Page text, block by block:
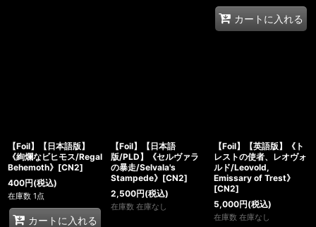
カートに入れる
【Foil】【日本語版】
《絢爛なビヒモス/Regal
Behemoth》[CN2]
400円(税込)
在庫数 1点
カートに入れる
【Foil】【日本語
版/PLD】《セルヴァラ
の暴走/Selvala's
Stampede》[CN2]
2,500円(税込)
在庫数 在庫なし
【Foil】【英語版】《ト
レストの使者、レオヴォ
ルド/Leovold,
Emissary of Trest》
[CN2]
5,000円(税込)
在庫数 在庫なし